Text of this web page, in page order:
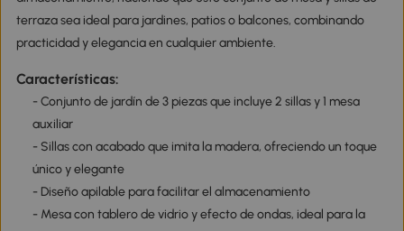
terraza sea ideal para jardines, patios o balcones, combinando
practicidad y elegancia en cualquier ambiente.
Características:
- Conjunto de jardín de 3 piezas que incluye 2 sillas y 1 mesa
auxiliar
- Sillas con acabado que imita la madera, ofreciendo un toque
único y elegante
- Diseño apilable para facilitar el almacenamiento
- Mesa con tablero de vidrio y efecto de ondas, ideal para la